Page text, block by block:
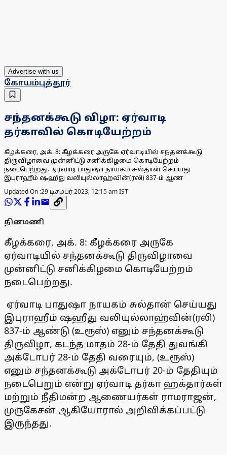
Advertise with us
கோயம்புத்தூர்
சந்தனக்கூடு விழா: ஏர்வாடி
தர்காவில் கொடியேற்றம்
கீழக்கரை, அக். 8: கீழக்கரை அருகே ஏர்வாடியில் சந்தனக்கூடு
திருவிழாவை முன்னிட்டு சனிக்கிழமை கொடியேற்றம்
நடைபெற்றது. ஏர்வாடி பாதுஷா நாயகம் சுல்தான் செய்யது
இபுராஹீம் ஷஹீது வலியுல்லாஹ்வின்(ரலி) 837-ம் ஆண
Updated On :29 டிசம்பர் 2023, 12:15 am IST
தினமணி
கீழக்கரை, அக். 8: கீழக்கரை அருகே
ஏர்வாடியில் சந்தனக்கூடு திருவிழாவை
முன்னிட்டு சனிக்கிழமை கொடியேற்றம்
நடைபெற்றது.
ஏர்வாடி பாதுஷா நாயகம் சுல்தான் செய்யது
இபுராஹீம் ஷஹீது வலியுல்லாஹ்வின்(ரலி)
837-ம் ஆண்டு (உரூஸ்) எனும் சந்தனக்கூடு
திருவிழா, கடந்த மாதம் 28-ம் தேதி துவங்கி
அக்டோபர் 28-ம் தேதி வரையும், (உரூஸ்)
எனும் சந்தனக்கூடு அக்டோபர் 20-ம் தேதியும்
நடைபெறும் என்று ஏர்வாடி தர்கா ஹக்தார்கள்
மற்றும் நீதிமன்ற ஆணையர்கள் ராமராஜன்,
முருகேசன் ஆகியோரால் அறிவிக்கப்பட்டு
இருந்தது.